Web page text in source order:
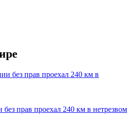
прав проехал 240 км в нетрезвом